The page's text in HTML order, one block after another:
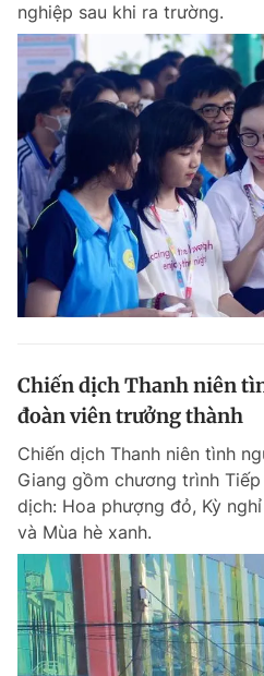
Đặt báo Quảng cáo RSS
Tổng biên tập: Nguyễn Ngọc Toàn
Phó tổng biên tập thường trực: Hải
Phó tổng biên tập: Lâm Hiếu Dũng
Phó tổng biên tập: Trần Việt Hưng
Tổng thư ký tòa soạn: Đức Trung
Giấy phép xuất bản số 110/GP -
© 2003-2026 Bản quyền thuộc về
dưới mọi hình thức nếu không có sự
Phát triển bởi ePi Technologies,
nghiệp sau khi ra trường.
Chiến dịch Thanh niên
đoàn viên trưởng thành
Chiến dịch Thanh niên tình
Giang gồm chương trình
dịch: Hoa phượng đỏ, Kỳ
và Mùa hè xanh.